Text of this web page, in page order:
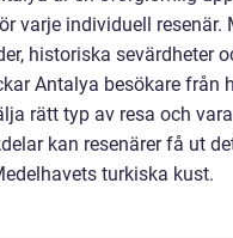
varje individuell resenär.
historiska sevärdheter
Antalya besökare från
rätt typ av resa och
kan resenärer få ut
turkiska kust.